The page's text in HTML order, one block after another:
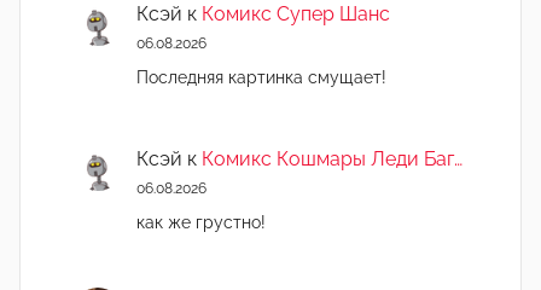
Ксэй к Комикс Супер Шанс
06.08.2026
Последняя картинка смущает!
Ксэй к Комикс Кошмары Леди Баг…
06.08.2026
как же грустно!